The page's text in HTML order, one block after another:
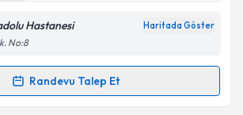
Takvim Talebini Gönder
Hastanesi Haritada Göster
No:8
Randevu Talep Et
Talebi